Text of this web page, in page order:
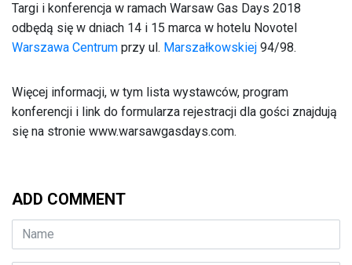
Targi i konferencja w ramach Warsaw Gas Days 2018
odbędą się w dniach 14 i 15 marca w hotelu Novotel
Warszawa Centrum przy ul. Marszałkowskiej 94/98.
Więcej informacji, w tym lista wystawców, program
konferencji i link do formularza rejestracji dla gości znajdują
się na stronie www.warsawgasdays.com.
ADD COMMENT